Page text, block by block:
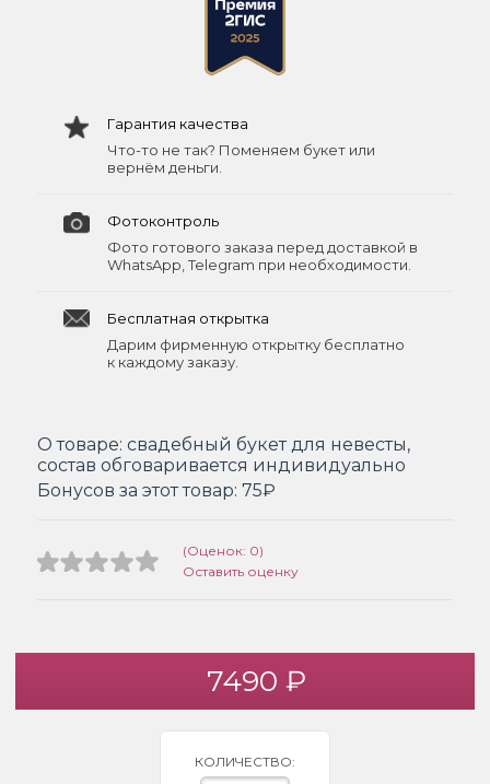
Гарантия качества
Что-то не так? Поменяем букет или
вернём деньги.
Фотоконтроль
Фото готового заказа перед доставкой в
WhatsApp, Telegram при необходимости.
Бесплатная открытка
Дарим фирменную открытку бесплатно
к каждому заказу.
О товаре: свадебный букет для невесты,
состав обговаривается индивидуально
Бонусов за этот товар: 75₽
(Оценок: 0)
Оставить оценку
7490 ₽
КОЛИЧЕСТВО: